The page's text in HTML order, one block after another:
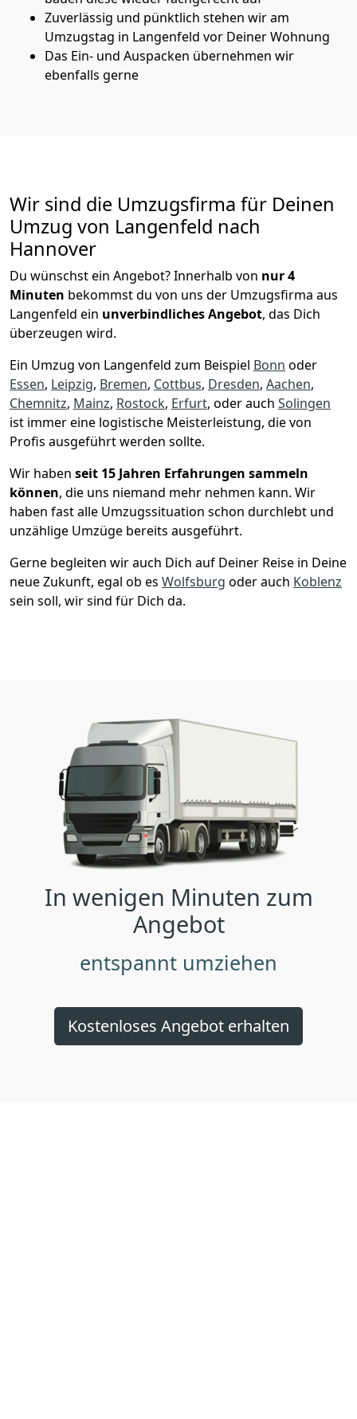
Zuverlässig und pünktlich stehen wir am
Umzugstag in Langenfeld vor Deiner Wohnung
Das Ein- und Auspacken übernehmen wir
ebenfalls gerne
Wir sind die Umzugsfirma für Deinen
Umzug von Langenfeld nach
Hannover
Du wünschst ein Angebot? Innerhalb von nur 4
Minuten bekommst du von uns der Umzugsfirma aus
Langenfeld ein unverbindliches Angebot, das Dich
überzeugen wird.
Ein Umzug von Langenfeld zum Beispiel Bonn oder
Essen, Leipzig, Bremen, Cottbus, Dresden, Aachen,
Chemnitz, Mainz, Rostock, Erfurt, oder auch Solingen
ist immer eine logistische Meisterleistung, die von
Profis ausgeführt werden sollte.
Wir haben seit 15 Jahren Erfahrungen sammeln
können, die uns niemand mehr nehmen kann. Wir
haben fast alle Umzugssituation schon durchlebt und
unzählige Umzüge bereits ausgeführt.
Gerne begleiten wir auch Dich auf Deiner Reise in Deine
neue Zukunft, egal ob es Wolfsburg oder auch Koblenz
sein soll, wir sind für Dich da.
In wenigen Minuten zum
Angebot
entspannt umziehen
Kostenloses Angebot erhalten